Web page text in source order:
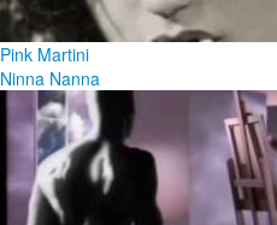
Pink Martini
Ninna Nanna